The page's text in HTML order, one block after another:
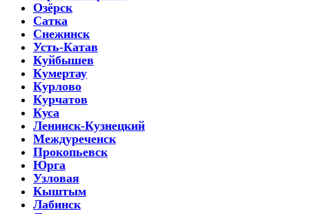
Озёрск
Сатка
Снежинск
Усть-Катав
Куйбышев
Кумертау
Курлово
Курчатов
Куса
Ленинск-Кузнецкий
Междуреченск
Прокопьевск
Юрга
Узловая
Кыштым
Лабинск